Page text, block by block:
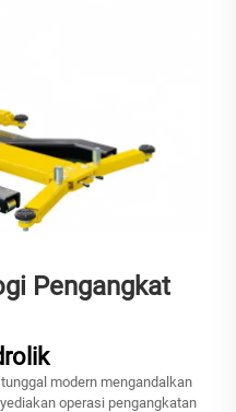
Pengangkat
modern mengandalkan
operasi pengangkatan